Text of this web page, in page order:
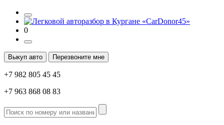
0
Выкуп авто Перезвоните мне
+7 982 805 45 45
+7 963 868 08 83